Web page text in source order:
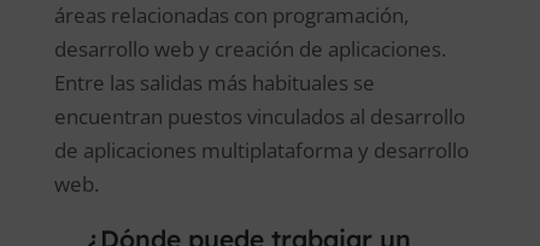
áreas relacionadas con programación,
desarrollo web y creación de aplicaciones.
Entre las salidas más habituales se
encuentran puestos vinculados al desarrollo
de aplicaciones multiplataforma y desarrollo
web.
¿Dónde puede trabajar un